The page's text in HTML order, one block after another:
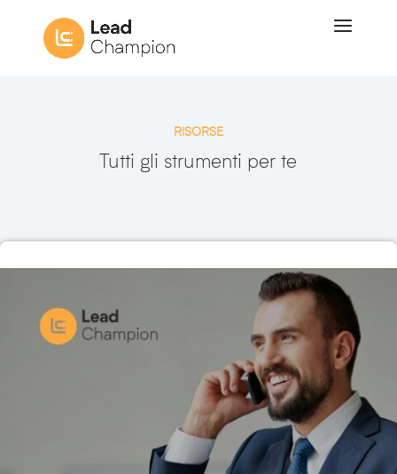
RISORSE
Tutti gli strumenti per te